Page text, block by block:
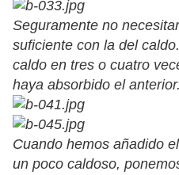
Seguramente no
suficiente con la del
caldo en tres o cuatro
haya absorbido el anterior.
Cuando hemos añadido
un poco caldoso,